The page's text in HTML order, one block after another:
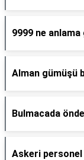
9999 ne anlama
Alman gümüşü
Bulmacada
Askeri personel